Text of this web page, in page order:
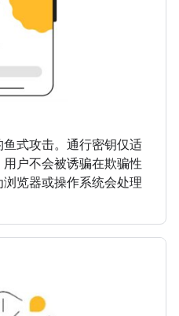
式攻击。通行密钥仅适
户不会被诱骗在欺骗性
览器或操作系统会处理